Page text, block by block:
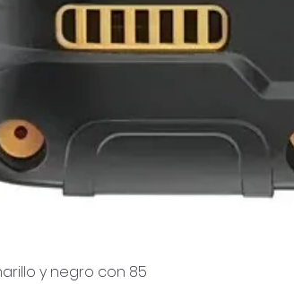
Schnellansicht
y negro con 85